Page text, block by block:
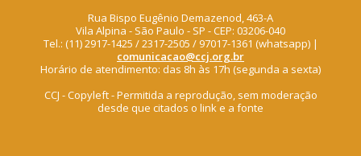
Rua Bispo Eugênio Demazenod, 463-A
Vila Alpina - São Paulo - SP - CEP: 03206-040
Tel.: (11) 2917-1425 / 2317-2505 / 97017-1361 (whatsapp) |
comunicacao@ccj.org.br
Horário de atendimento: das 8h às 17h (segunda a sexta)
CCJ - Copyleft - Permitida a reprodução, sem moderação
desde que citados o link e a fonte